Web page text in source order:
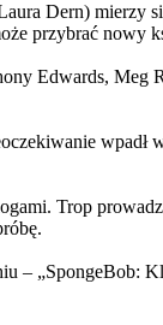
Dern) mierzy
przybrać nowy
Edwards, Meg
wpadł
Trop
– „SpongeBob: